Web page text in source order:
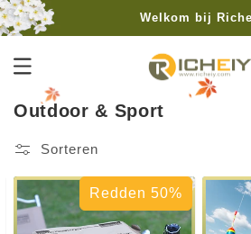
Meteen
naar de
content
Welkom bij
Gratis verzending
C
l
l
e
c
Outdoor & Sport
Sorteren
Redden 50%